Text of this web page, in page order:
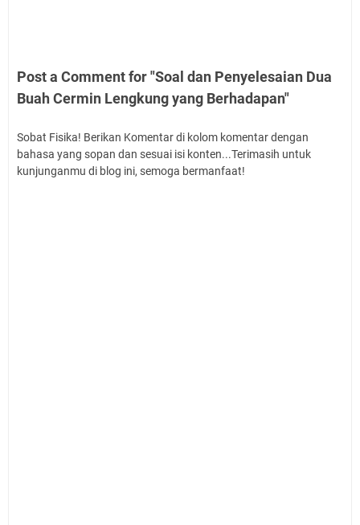
Post a Comment for "Soal dan Penyelesaian Dua
Buah Cermin Lengkung yang Berhadapan"
Sobat Fisika! Berikan Komentar di kolom komentar dengan
bahasa yang sopan dan sesuai isi konten...Terimasih untuk
kunjunganmu di blog ini, semoga bermanfaat!